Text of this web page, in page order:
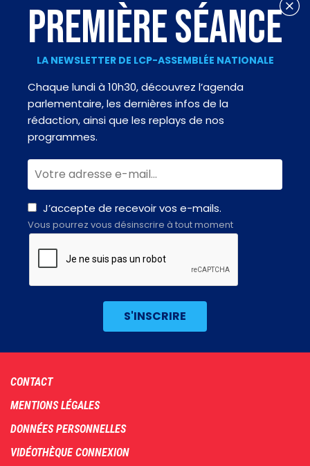
PREMIÈRE SÉANCE
LA NEWSLETTER DE LCP-ASSEMBLÉE NATIONALE
Chaque lundi à 10h30, découvrez l’agenda
parlementaire, les dernières infos de la
rédaction, ainsi que les replays de nos
programmes.
J’accepte de recevoir vos e-mails.
Vous pourrez vous désinscrire à tout moment
Footer
menu
CONTACT
MENTIONS LÉGALES
DONNÉES PERSONNELLES
VIDÉOTHÈQUE CONNEXION